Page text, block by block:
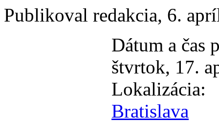
Publikoval redakcia, 6.
Dátum a čas
štvrtok, 17.
Lokalizácia:
Bratislava